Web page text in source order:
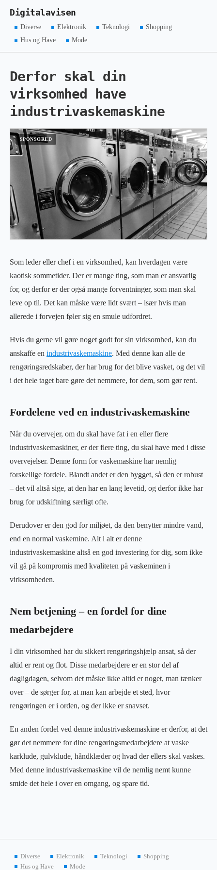
Digitalavisen
Diverse Elektronik Teknologi
Shopping
Hus og Have
Mode
Derfor skal din
virksomhed have
industrivaskemaskine
Som leder eller chef i en virksomhed, kan hverdagen være
kaotisk sommetider. Der er mange ting, som man er ansvarlig
for, og derfor er der også mange forventninger, som man skal
leve op til. Det kan måske være lidt svært – især hvis man
allerede i forvejen føler sig en smule udfordret.
Hvis du gerne vil gøre noget godt for sin virksomhed, kan du
anskaffe en industrivaskemaskine. Med denne kan alle de
rengøringsredskaber, der har brug for det blive vasket, og det vil
i det hele taget bare gøre det nemmere, for dem, som gør rent.
Fordelene ved en industrivaskemaskine
Når du overvejer, om du skal have fat i en eller flere
industrivaskemaskiner, er der flere ting, du skal have med i disse
overvejelser. Denne form for vaskemaskine har nemlig
forskellige fordele. Blandt andet er den bygget, så den er robust
– det vil altså sige, at den har en lang levetid, og derfor ikke har
brug for udskiftning særligt ofte.
Derudover er den god for miljøet, da den benytter mindre vand,
end en normal vaskemine. Alt i alt er denne
industrivaskemaskine altså en god investering for dig, som ikke
vil gå på kompromis med kvaliteten på vaskeminen i
virksomheden.
Nem betjening – en fordel for dine
medarbejdere
I din virksomhed har du sikkert rengøringshjælp ansat, så der
altid er rent og flot. Disse medarbejdere er en stor del af
dagligdagen, selvom det måske ikke altid er noget, man tænker
over – de sørger for, at man kan arbejde et sted, hvor
rengøringen er i orden, og der ikke er snavset.
En anden fordel ved denne industrivaskemaskine er derfor, at det
gør det nemmere for dine rengøringsmedarbejdere at vaske
karklude, gulvklude, håndklæder og hvad der ellers skal vaskes.
Med denne industrivaskemaskine vil de nemlig nemt kunne
smide det hele i over en omgang, og spare tid.
Diverse Elektronik Teknologi
Shopping
Hus og Have
Mode